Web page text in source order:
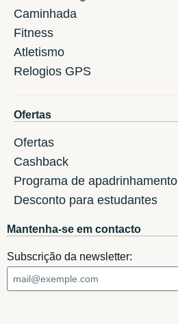
Caminhada
Fitness
Atletismo
Relogios GPS
Ofertas
Ofertas
Cashback
Programa de apadrinhamento
Desconto para estudantes
Mantenha-se em contacto
Subscrição da newsletter: